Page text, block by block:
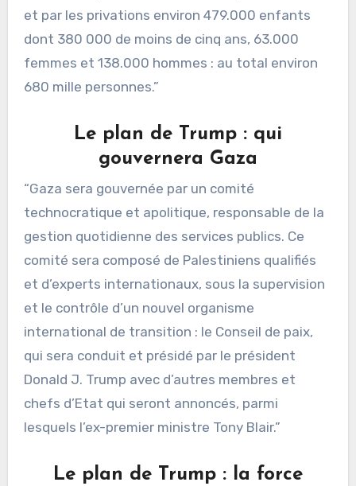
et par les privations environ 479.000 enfants
dont 380 000 de moins de cinq ans, 63.000
femmes et 138.000 hommes : au total environ
680 mille personnes.”
Le plan de Trump : qui
gouvernera Gaza
“Gaza sera gouvernée par un comité
technocratique et apolitique, responsable de la
gestion quotidienne des services publics. Ce
comité sera composé de Palestiniens qualifiés
et d’experts internationaux, sous la supervision
et le contrôle d’un nouvel organisme
international de transition : le Conseil de paix,
qui sera conduit et présidé par le président
Donald J. Trump avec d’autres membres et
chefs d’Etat qui seront annoncés, parmi
lesquels l’ex-premier ministre Tony Blair.”
Le plan de Trump : la force